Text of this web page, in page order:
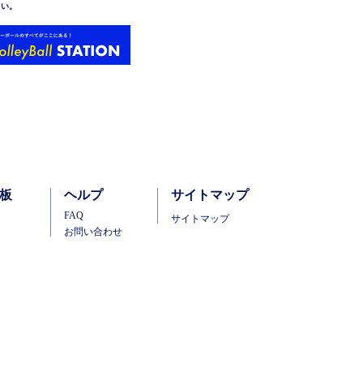
。
ヘルプ
FAQ
お問い合わせ
サイトマップ
サイトマップ